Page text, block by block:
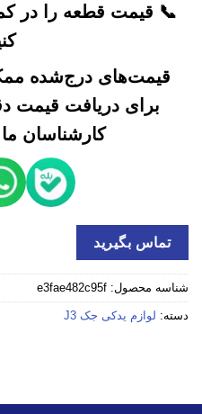
📞 قیمت قطعه را در
قیمت‌های درج‌شده
برای دریافت قیمت
کارشناسان
تماس بگیرید
شناسه محصول: e3fae482c95f
دسته: لوازم یدکی جک J3